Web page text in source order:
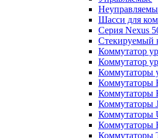
Шасси для
Серия Nexus
Стекируемый
Коммутатор
Коммутатор
Коммутаторы
Коммутаторы
Коммутаторы
Коммутаторы
Коммутаторы
Коммутаторы
Коммутаторы